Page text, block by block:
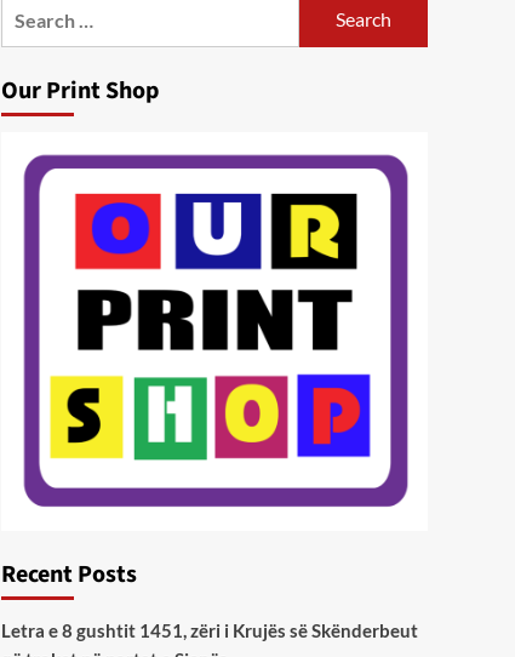
Our Print Shop
Recent Posts
Letra e 8 gushtit 1451, zëri i Krujës së Skënderbeut